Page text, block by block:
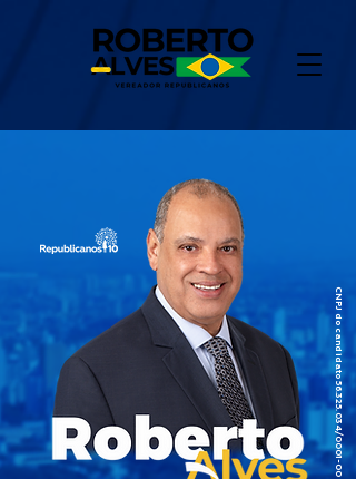
CNPJ do candidato
56.325.034
/0001-00